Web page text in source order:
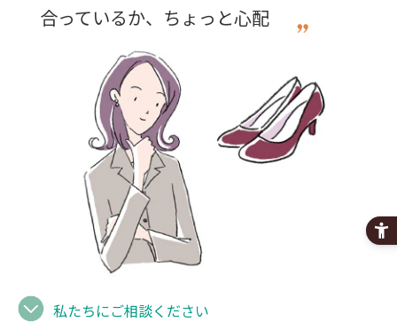
合っているか、ちょっと心配
私たちにご相談ください